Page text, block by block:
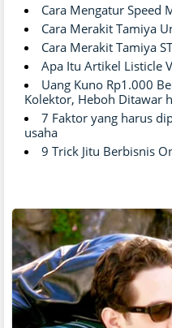
Cara Mengatur Speed
Cara Merakit Tamiya
Cara Merakit Tamiya
Apa Itu Artikel Listicle
Uang Kuno Rp1.000
Kolektor, Heboh Ditawar
7 Faktor yang harus
usaha
9 Trick Jitu Berbisnis